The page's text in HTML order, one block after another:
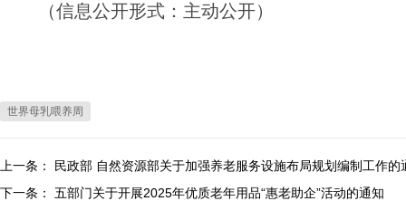
（信息公开形式：主动公开）
世界母乳喂养周
上一条：
民政部 自然资源部关于加强养老服务设施布局规划编制工作的
下一条： 五部门关于开展2025年优质老年用品“惠老助企”活动的通知